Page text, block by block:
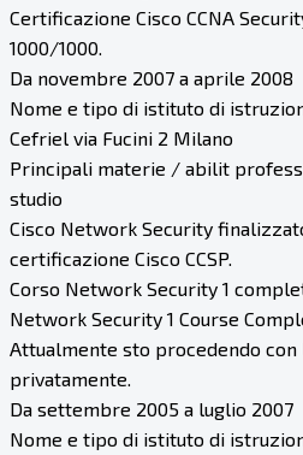
Certificazione Cisco CCNA
1000/1000.
Da novembre 2007 a aprile 2008
Nome e tipo di istituto di
Cefriel via Fucini 2 Milano
Principali materie / abilit
studio
Cisco Network Security
certificazione Cisco CCSP.
Corso Network Security 1
Network Security 1 Course
Attualmente sto procedendo con
privatamente.
Da settembre 2005 a luglio 2007
Nome e tipo di istituto di